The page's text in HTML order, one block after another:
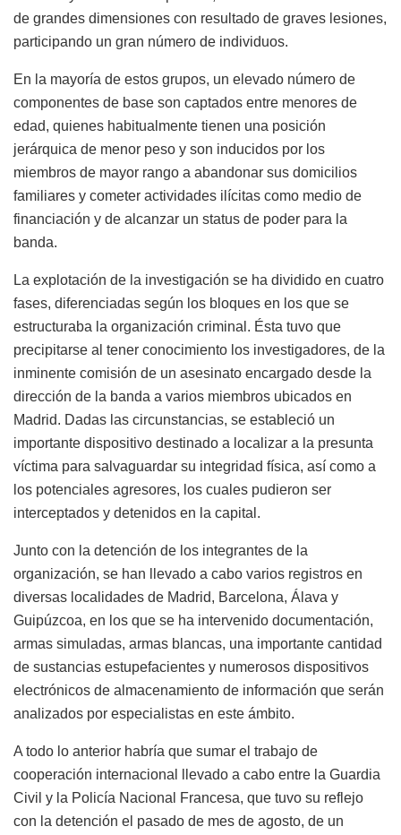
de grandes dimensiones con resultado de graves lesiones,
participando un gran número de individuos.
En la mayoría de estos grupos, un elevado número de
componentes de base son captados entre menores de
edad, quienes habitualmente tienen una posición
jerárquica de menor peso y son inducidos por los
miembros de mayor rango a abandonar sus domicilios
familiares y cometer actividades ilícitas como medio de
financiación y de alcanzar un status de poder para la
banda.
La explotación de la investigación se ha dividido en cuatro
fases, diferenciadas según los bloques en los que se
estructuraba la organización criminal. Ésta tuvo que
precipitarse al tener conocimiento los investigadores, de la
inminente comisión de un asesinato encargado desde la
dirección de la banda a varios miembros ubicados en
Madrid. Dadas las circunstancias, se estableció un
importante dispositivo destinado a localizar a la presunta
víctima para salvaguardar su integridad física, así como a
los potenciales agresores, los cuales pudieron ser
interceptados y detenidos en la capital.
Junto con la detención de los integrantes de la
organización, se han llevado a cabo varios registros en
diversas localidades de Madrid, Barcelona, Álava y
Guipúzcoa, en los que se ha intervenido documentación,
armas simuladas, armas blancas, una importante cantidad
de sustancias estupefacientes y numerosos dispositivos
electrónicos de almacenamiento de información que serán
analizados por especialistas en este ámbito.
A todo lo anterior habría que sumar el trabajo de
cooperación internacional llevado a cabo entre la Guardia
Civil y la Policía Nacional Francesa, que tuvo su reflejo
con la detención el pasado de mes de agosto, de un